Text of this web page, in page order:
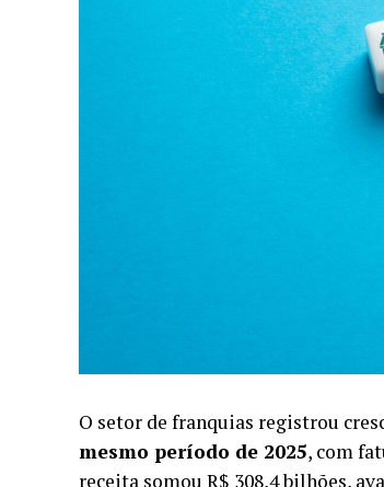
O setor de franquias registrou
mesmo período de 2025, com
receita somou R$ 308,4 bilhões,